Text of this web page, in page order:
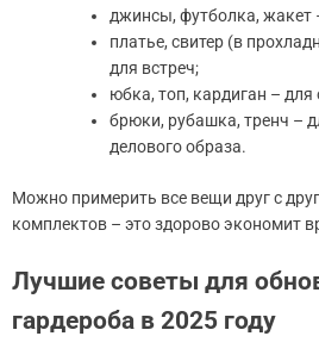
джинсы, футболка, жакет
платье, свитер (в
для встреч;
юбка, топ, кардиган – для
брюки, рубашка, тренч –
делового образа.
Можно примерить все вещи друг с
комплектов – это здорово экономит
Лучшие советы для
гардероба в 2025 году